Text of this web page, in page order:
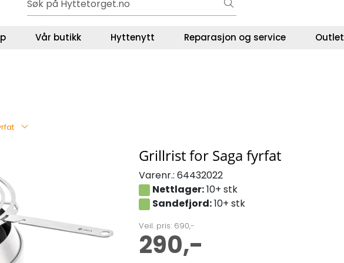
Gavekort - Gaven som ALLTID funker!
Kundeservice
Vår butikk Hyttenytt Reparasjon og service Outlet
Grillrist for Saga fyrfat
Varenr.: 64432022
Nettlager:10+ stk
Sandefjord:10+ stk
Veil. pris: 690,-
290,-